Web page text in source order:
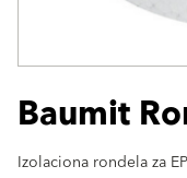
Baumit
Izolaciona rondela za